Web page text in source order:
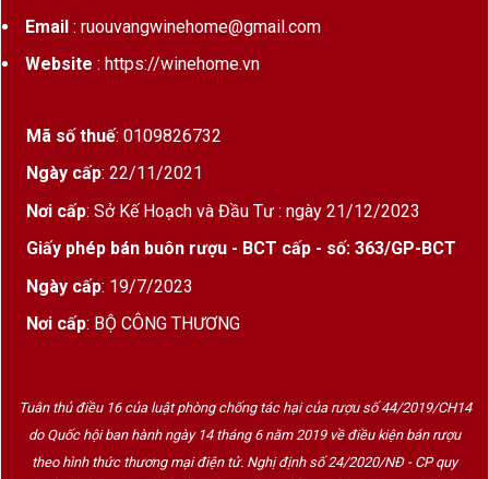
Email: ruouvangwinehome@gmail.com
Website : https://winehome.vn
Mã số thuế: 0109826732
Ngày cấp: 22/11/2021
Nơi cấp: Sở Kế Hoạch và Đầu Tư : ngày 21/12/2023
Giấy phép bán buôn rượu - BCT cấp - số: 363/GP-BCT
Ngày cấp: 19/7/2023
Nơi cấp: BỘ CÔNG THƯƠNG
Tuân thủ điều 16 của luật phòng chống tác hại của rượu số 44/2019/CH14
do Quốc hội ban hành ngày 14 tháng 6 năm 2019 về điều kiện bán rượu
theo hình thức thương mại điện tử. Nghị định số 24/2020/NĐ - CP quy